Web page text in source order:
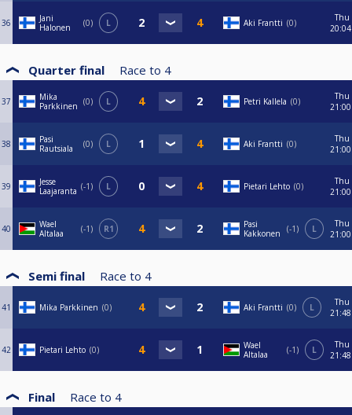
36
Jani
Halonen
0 L Aki Frantti 0
Thu
20:04
Quarter final Race to 4
37
Mika
Parkkinen
0 L Petri Kallela 0
Thu
21:00
38
Pasi
Rautsiala
0 L Aki Frantti 0
Thu
21:00
39
Jesse
Laajaranta
-1 L Pietari Lehto 0
Thu
21:00
40
Wael
Altalaa
-1 R1
Pasi
Kakkonen
-1 L
Thu
21:00
Semi final Race to 4
41 Mika Parkkinen 0 Aki Frantti 0 L
Thu
21:48
42 Pietari Lehto 0
Wael
Altalaa
-1 L
Thu
21:48
Final Race to 4